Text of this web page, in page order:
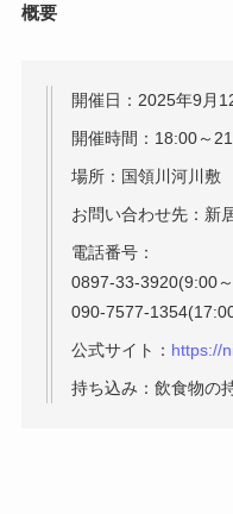
概要
開催日：2025年9月
開催時間：18:00～
場所：国領川河川敷
お問い合わせ先：新
電話番号：
0897-33-3920(9:00
090-7577-
公式サイト： https://
持ち込み：飲食物の